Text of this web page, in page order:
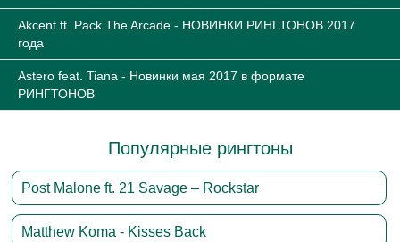
Akcent ft. Pack The Arcade - НОВИНКИ РИНГТОНОВ 2017
года
Astero feat. Tiana - Новинки мая 2017 в формате
РИНГТОНОВ
Популярные рингтоны
Post Malone ft. 21 Savage – Rockstar
Matthew Koma - Kisses Back